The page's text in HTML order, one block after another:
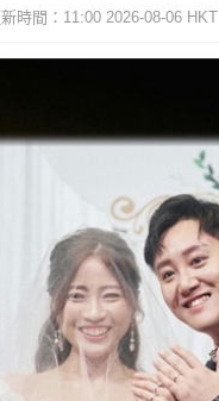
時間：11:00 2026-08-06 HKT